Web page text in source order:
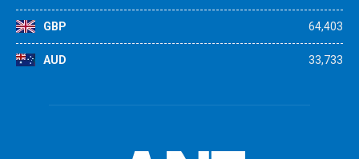
GBP 64,403
AUD 33,733